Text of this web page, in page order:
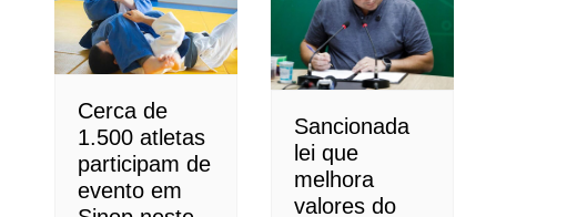
Cerca de
1.500 atletas
participam de
evento em
Sancionada
lei que
melhora
valores do